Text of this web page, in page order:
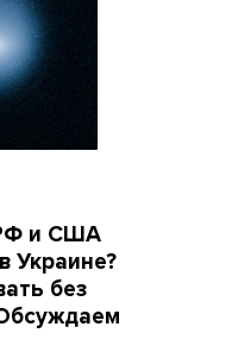
и США
Украине?
без